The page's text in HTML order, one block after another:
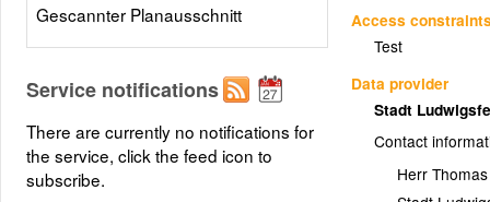
Access
Test
Data provider
Stadt
Contact
Herr
Gescannter Planausschnitt
Geltungsbereich und Abgrenzung
(BP_Plan)
BP_Plan
Service notifications
There are currently no notifications for
the service, click the feed icon to
subscribe.